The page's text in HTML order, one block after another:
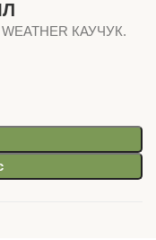
WEATHER КАУЧУК.